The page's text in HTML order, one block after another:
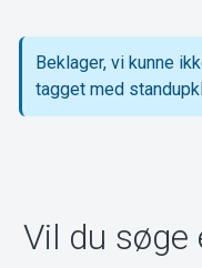
Beklager, vi kunne
tagget med
Vil du søge